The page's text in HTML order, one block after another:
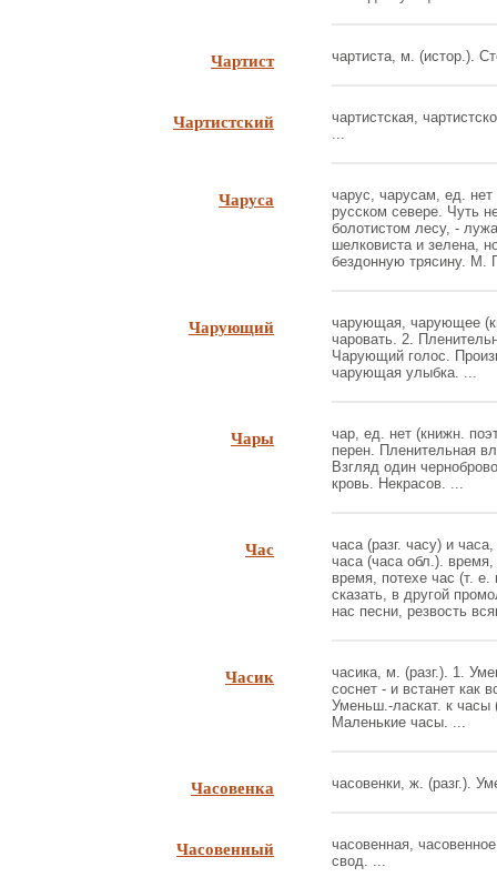
Чартист чартиста, м. (истор.).
Чартистский
чартистская,
...
Чаруса
чарус, чарусам, ед.
русском севере. Чуть
болотистом лесу, -
шелковиста и зелена,
бездонную трясину. М.
Чарующий
чарующая, чарующее
чаровать. 2.
Чарующий голос.
чарующая улыбка. ...
Чары
чар, ед. нет (книжн.
перен. Пленительная
Взгляд один
кровь. Некрасов. ...
Час
часа (разг. часу) и
часа (часа обл.).
время, потехе час (т.
сказать, в другой
нас песни, резвость
Часик
часика, м. (разг.). 1.
соснет - и встанет как
Уменьш.-ласкат. к часы
Маленькие часы. ...
Часовенка часовенки, ж. (разг.).
Часовенный
часовенная,
свод. ...